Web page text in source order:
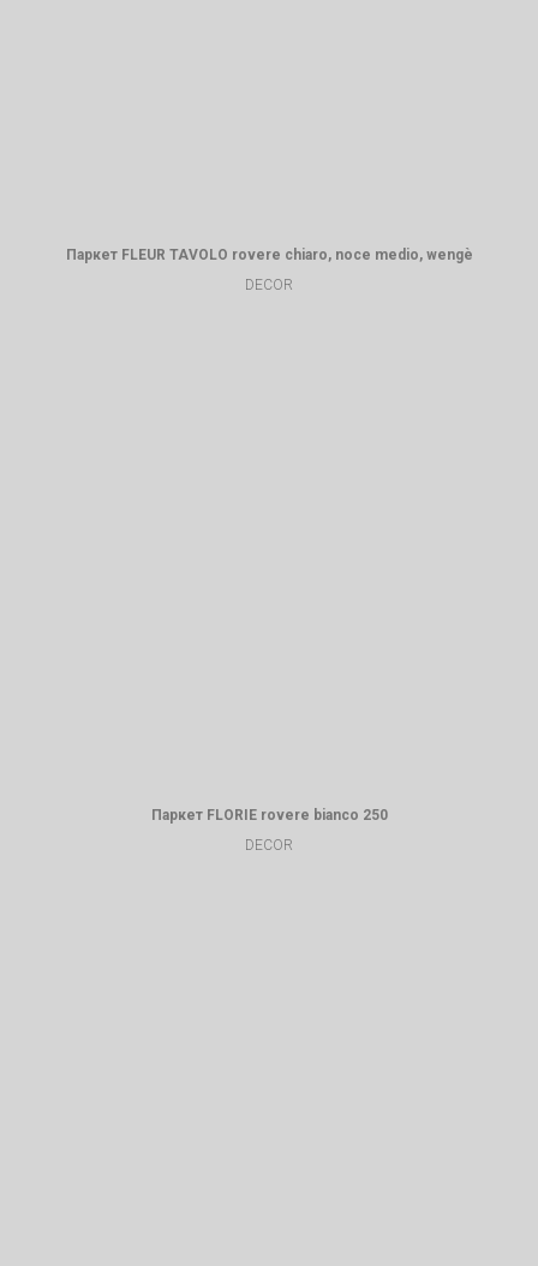
Паркет FLEUR TAVOLO rovere chiaro, noce medio, wengè
DECOR
Паркет FLORIE rovere bianco 250
DECOR